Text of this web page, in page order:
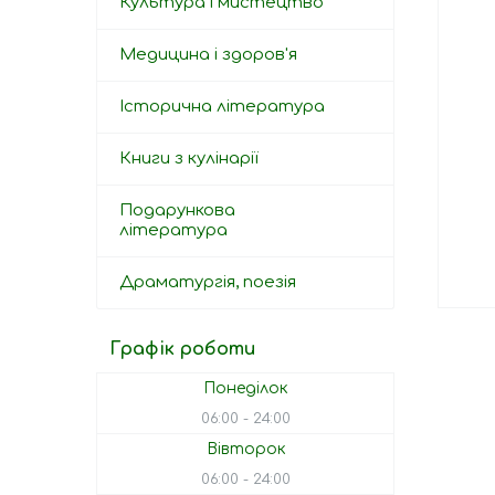
Медицина і здоров'я
Історична література
Книги з кулінарії
Подарункова
література
Драматургія, поезія
Графік роботи
Понеділок
06:00 24:00
Вівторок
06:00 24:00